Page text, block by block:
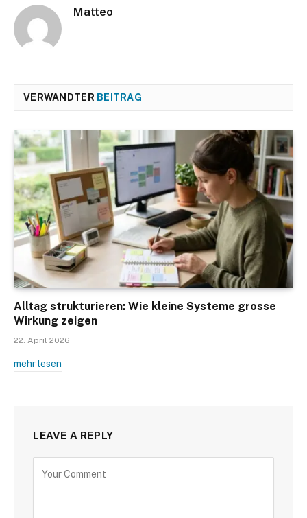
Matteo
VERWANDTER BEITRAG
Alltag strukturieren: Wie kleine Systeme grosse
Wirkung zeigen
22. April 2026
mehr lesen
LEAVE A REPLY